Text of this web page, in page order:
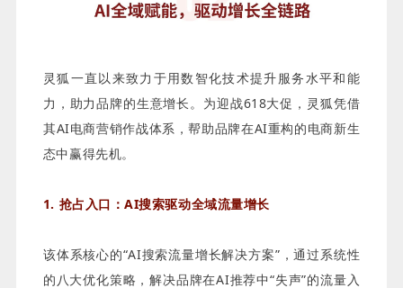
灵狐一直以来致力于用数智化技术提升服务水平和能
力，助力品牌的生意增长。为迎战618大促，灵狐凭借
其AI电商营销作战体系，帮助品牌在AI重构的电商新生
态中赢得先机。
1. 抢占入口：AI搜索驱动全域流量增长
该体系核心的“AI搜索流量增长解决方案”，通过系统性
的八大优化策略，解决品牌在AI推荐中“失声”的流量入